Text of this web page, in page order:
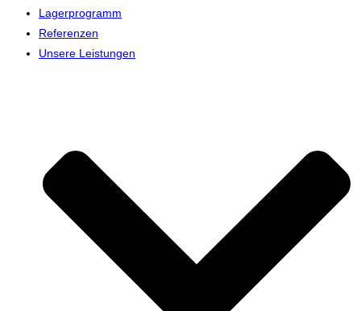
Lagerprogramm
Referenzen
Unsere Leistungen